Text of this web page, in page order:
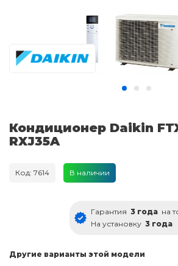
Кондиционер Daikin
RXJ35A
Код: 7614 В наличии
Гарантия 3 года на
На установку 3 года
Другие варианты этой модели